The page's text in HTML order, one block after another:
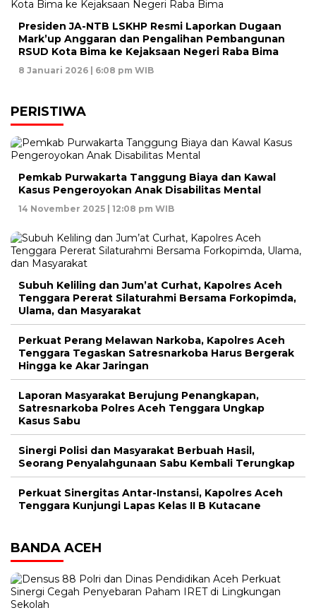
Presiden JA-NTB LSKHP Resmi Laporkan Dugaan
Mark’up Anggaran dan Pengalihan Pembangunan
RSUD Kota Bima ke Kejaksaan Negeri Raba Bima
8 Januari 2026 | 6:08 pm WIB
PERISTIWA
Pemkab Purwakarta Tanggung Biaya dan Kawal
Kasus Pengeroyokan Anak Disabilitas Mental
14 November 2025 | 12:08 pm WIB
Subuh Keliling dan Jum’at Curhat, Kapolres Aceh
Tenggara Pererat Silaturahmi Bersama Forkopimda,
Ulama, dan Masyarakat
Perkuat Perang Melawan Narkoba, Kapolres Aceh
Tenggara Tegaskan Satresnarkoba Harus Bergerak
Hingga ke Akar Jaringan
Laporan Masyarakat Berujung Penangkapan,
Satresnarkoba Polres Aceh Tenggara Ungkap
Kasus Sabu
Sinergi Polisi dan Masyarakat Berbuah Hasil,
Seorang Penyalahgunaan Sabu Kembali Terungkap
Perkuat Sinergitas Antar-Instansi, Kapolres Aceh
Tenggara Kunjungi Lapas Kelas II B Kutacane
BANDA ACEH